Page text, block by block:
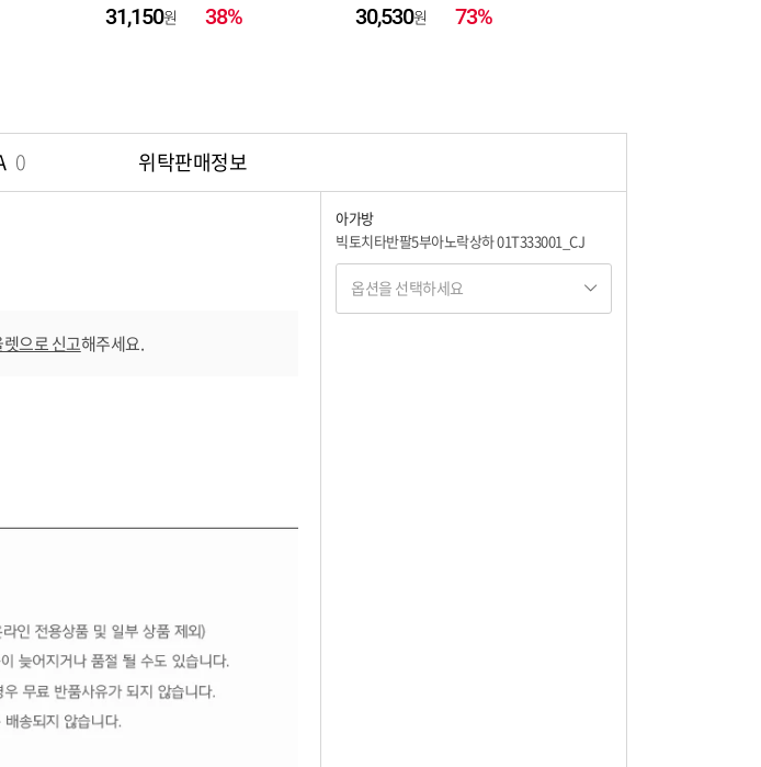
31,150 38% 30,530 73%
0 위탁판매정보
으로 신고해주세요.
아가방
빅토치타반팔5부아노락상하 01T333001_CJ
옵션을 선택하세요